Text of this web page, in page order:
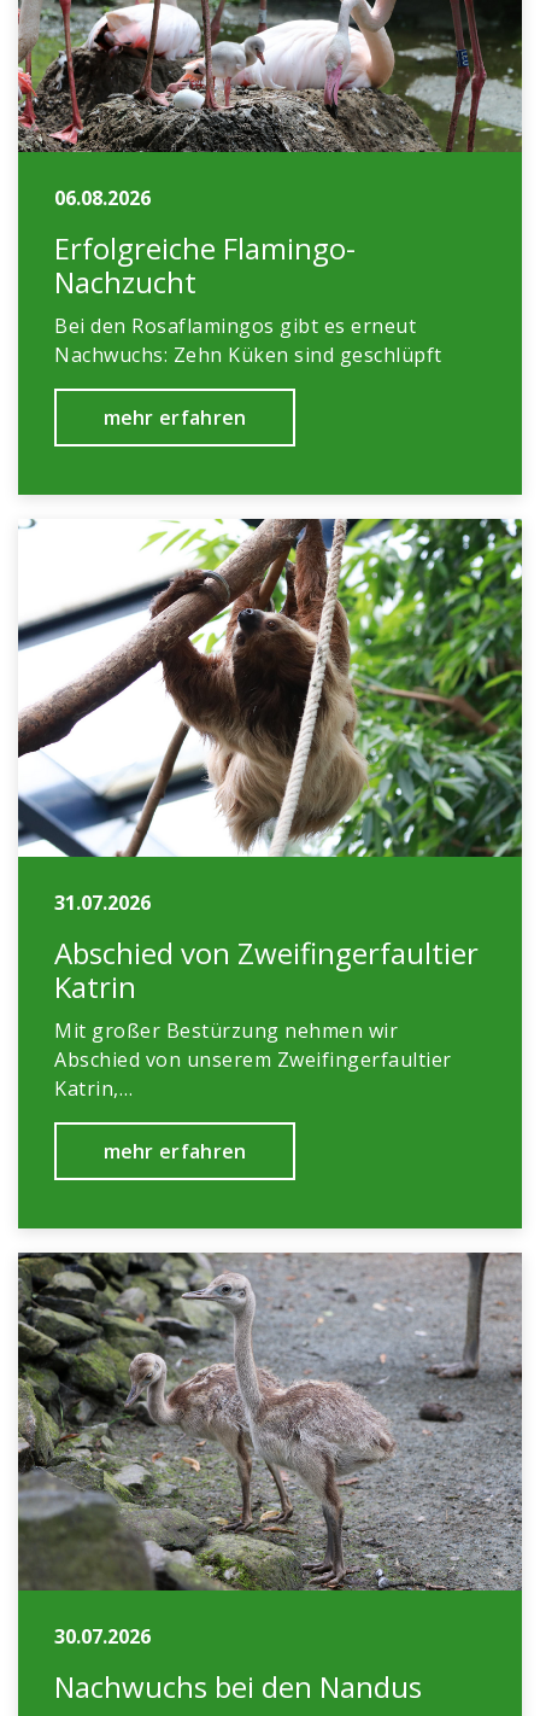
06.08.2026
Erfolgreiche Flamingo-
Nachzucht
Bei den Rosaflamingos gibt es erneut
Nachwuchs: Zehn Küken sind geschlüpft
mehr erfahren
31.07.2026
Abschied von Zweifingerfaultier
Katrin
Mit großer Bestürzung nehmen wir
Abschied von unserem Zweifingerfaultier
Katrin,…
mehr erfahren
30.07.2026
Nachwuchs bei den Nandus